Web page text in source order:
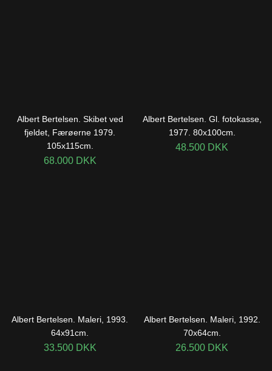
Albert Bertelsen. Skibet ved
fjeldet, Færøerne 1979.
105x115cm.
68.000 DKK
Albert Bertelsen. Gl. fotokasse,
1977. 80x100cm.
48.500 DKK
Albert Bertelsen. Maleri, 1993.
64x91cm.
33.500 DKK
Albert Bertelsen. Maleri, 1992.
70x64cm.
26.500 DKK